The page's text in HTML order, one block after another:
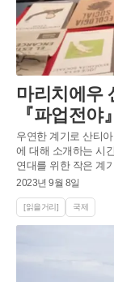
마리치에우
『파업전
우연한 계기로 산티
에 대해 소개하는 시
연대를 위한 작은 계
2023년 9월 8일
[읽을거리] 국제